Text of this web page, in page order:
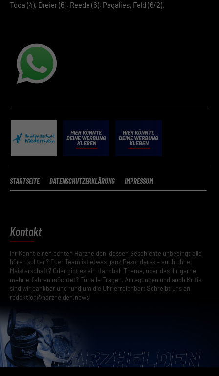
Tuda (4), Dreier (6), Reede (6), Pagalies, Feld (6/2).
STARTSEITE DATENSCHUTZERKLÄRUNG IMPRESSUM
Kontakt
Ihr Kennt einen echten Harzhelden, dessen Geschichte unbedingt alle
hören sollten? Euer Team ist etwas ganz Besonderes – auch ohne
Meisterschaft? Oder gibt es ein Handball-Thema, über das ihr gerne
mehr erfahren möchtet? Für alle Fragen, Anregungen und auch Kritik
sind wir dankbar und rund um die Uhr erreichbar: Schreibt uns an
redaktion@harzhelden.news